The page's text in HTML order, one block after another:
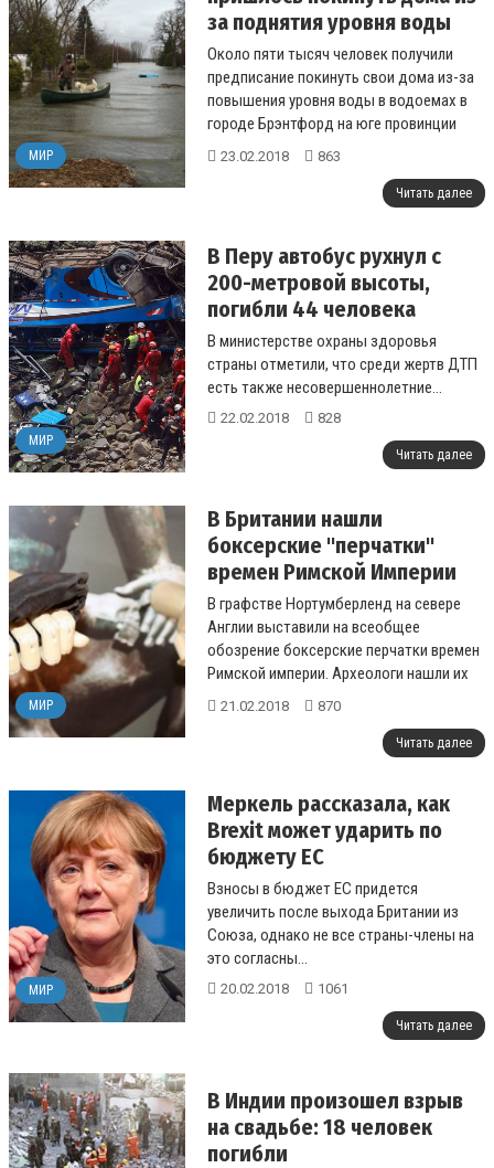
МИР
за поднятия уровня воды
Около пяти тысяч человек получили
предписание покинуть свои дома из-за
повышения уровня воды в водоемах в
городе Брэнтфорд на юге провинции
Онтарио....
23.02.2018 863
Читать далее
МИР
В Перу автобус рухнул с
200-метровой высоты,
погибли 44 человека
В министерстве охраны здоровья
страны отметили, что среди жертв ДТП
есть также несовершеннолетние...
22.02.2018 828
Читать далее
МИР
В Британии нашли
боксерские "перчатки"
времен Римской Империи
В графстве Нортумберленд на севере
Англии выставили на всеобщее
обозрение боксерские перчатки времен
Римской империи. Археологи нашли их
во время раскопок вблизи оборонного
21.02.2018 870
Читать далее
МИР
Меркель рассказала, как
Brexit может ударить по
бюджету ЕС
Взносы в бюджет ЕС придется
увеличить после выхода Британии из
Союза, однако не все страны-члены на
это согласны...
20.02.2018 1061
Читать далее
В Индии произошел взрыв
на свадьбе: 18 человек
погибли